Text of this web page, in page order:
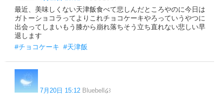
最近、美味しくない天津飯食べて悲しんだところやのに今日は
ガトーショコラってよりこれチョコケーキやろっていうやつに
出会ってしまいもう膝から崩れ落ちそう立ち直れない悲しい早
退します
#チョコケーキ #天津飯
7月20日 15:12 Bluebell໒꒱